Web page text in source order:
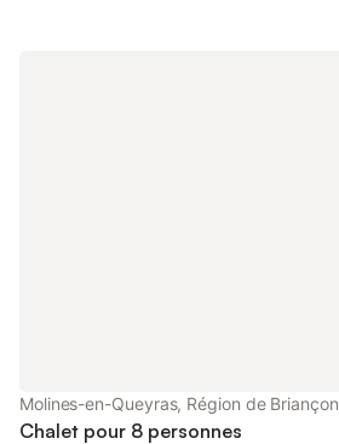
Molines-en-Queyras, Région de Briançon
Chalet pour 8 personnes